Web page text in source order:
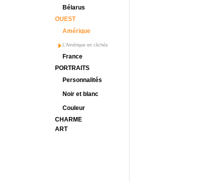
Bélarus
OUEST
Amérique
L'Amérique en clichés
France
PORTRAITS
Personnalités
Noir et blanc
Couleur
CHARME
ART